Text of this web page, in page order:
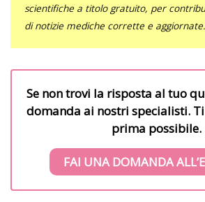
scientifiche a titolo gratuito, per
di notizie mediche corrette e aggiornate.
Se non trovi la risposta al tuo
domanda ai nostri specialisti.
prima possibile.
FAI UNA DOMANDA